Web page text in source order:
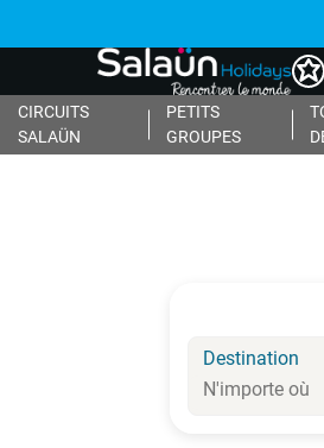
CIRCUITS
SALAÜN
PETITS
GROUPES
Destination